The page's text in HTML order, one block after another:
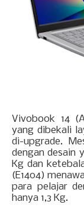
Vivobook 14
yang dibekali
di-upgrade.
dengan desain
Kg dan
(E1404)
para pelajar
hanya 1,3 Kg.